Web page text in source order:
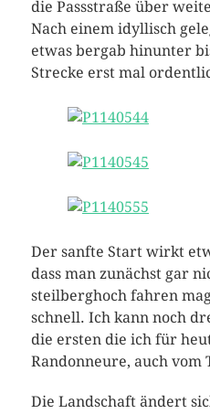
die Passstraße über
Nach einem idyllisch
etwas bergab hinunter
Strecke erst mal
Der sanfte Start wirkt
dass man zunächst gar
steilberghoch fahren
schnell. Ich kann noch
die ersten die ich für
Randonneure, auch vom
Die Landschaft ändert